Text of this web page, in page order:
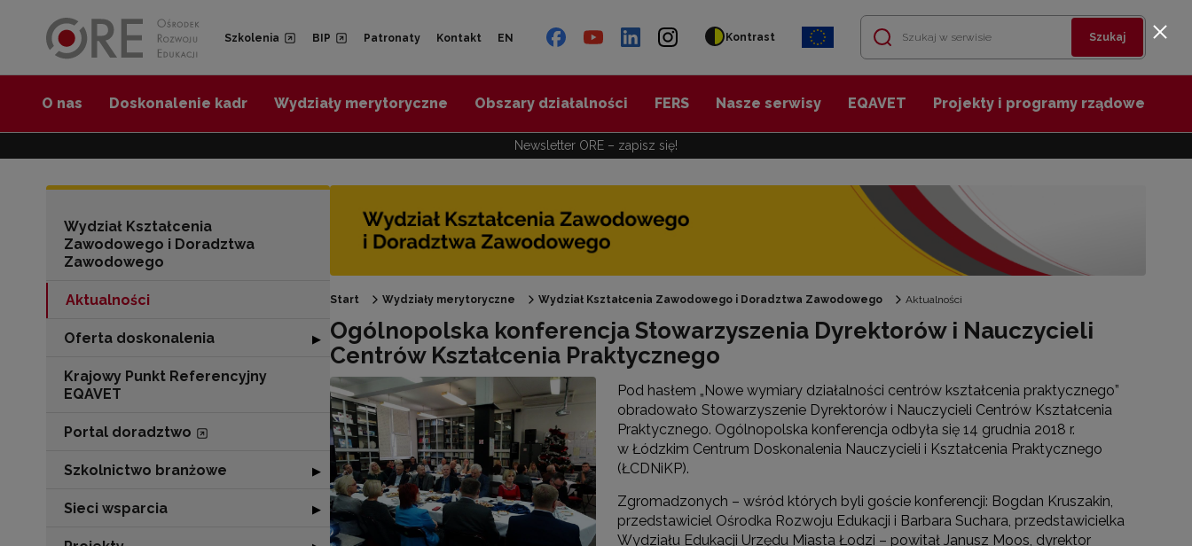
Szkolenia BIP Patronaty Kontakt EN Kontrast Szukaj
O nas Doskonalenie kadr Wydziały merytoryczne Obszary działalności FERS Nasze serwisy EQAVET Projekty i programy rządowe
Newsletter ORE – zapisz się!
Wydział Kształcenia
Zawodowego i Doradztwa
Zawodowego
Aktualności
Oferta doskonalenia Rozwiń sekcję "Oferta doskonalenia"
▶
Krajowy Punkt Referencyjny
EQAVET
Portal doradztwo
Szkolnictwo branżowe Rozwiń sekcję "Szkolnictwo branżowe"
▶
Sieci wsparcia Rozwiń sekcję "Sieci wsparcia"
▶
Start Wydziały merytoryczne Wydział Kształcenia Zawodowego i Doradztwa Zawodowego Aktualności
Ogólnopolska konferencja Stowarzyszenia Dyrektorów i Nauczycieli
Centrów Kształcenia Praktycznego
Pod hasłem „Nowe wymiary działalności centrów kształcenia praktycznego”
obradowało Stowarzyszenie Dyrektorów i Nauczycieli Centrów Kształcenia
Praktycznego. Ogólnopolska konferencja odbyła się 14 grudnia 2018 r.
w Łódzkim Centrum Doskonalenia Nauczycieli i Kształcenia Praktycznego
(ŁCDNiKP).
Zgromadzonych – wśród których byli goście konferencji: Bogdan Kruszakin,
przedstawiciel Ośrodka Rozwoju Edukacji i Barbara Suchara, przedstawicielka
Wydziału Edukacji Urzędu Miasta Łodzi – powitał Janusz Moos, dyrektor